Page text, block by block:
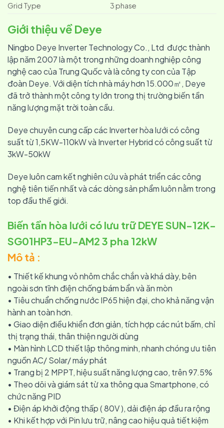
Grid Type
3 phase
Giới thiệu về Deye
Ningbo Deye Inverter Technology Co., Ltd được thành
lập năm 2007 là một trong những doanh nghiệp công
nghệ cao của Trung Quốc và là công ty con của Tập
đoàn Deye. Với diện tích nhà máy hơn 15.000㎡, Deye
đã trở thành một công ty lớn trong thị trường biến tần
năng lượng mặt trời toàn cầu.
Deye chuyên cung cấp các Inverter hòa lưới có công
suất từ ​​1,5KW-110kW và Inverter Hybrid có công suất từ
3kW-50kW
Deye luôn cam kết nghiên cứu và phát triển các công
nghệ tiên tiến nhất và các dòng sản phẩm luôn nằm trong
top đầu thế giới.
Biến tần hòa lưới có lưu trữ DEYE SUN-12K-
SG01HP3-EU-AM2 3 pha 12kW
Mô tả :
• Thiết kế khung vỏ nhôm chắc chắn và khá dày, bên
ngoài sơn tĩnh điện chống bám bẩn và ăn mòn
• Tiêu chuẩn chống nước IP65 hiện đại, cho khả năng vận
hành an toàn hơn.
• Giao diện điều khiển đơn giản, tích hợp các nút bấm, chỉ
thị trạng thái, thân thiện người dùng
• Màn hình LCD thiết lập thông minh, nhanh chóng ưu tiên
nguồn AC/ Solar/ máy phát
• Trang bị 2 MPPT, hiệu suất năng lượng cao, trên 97.5%
• Theo dõi và giám sát từ xa thông qua Smartphone, có
chức năng PID
• Điện áp khởi động thấp ( 80V ), dải điện áp đầu ra rộng
• Khi kết hợp với Pin lưu trữ, nâng cao hiệu quả tiết kiệm